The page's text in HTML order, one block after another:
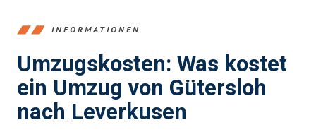
INFORMATIONEN
Umzugskosten: Was kostet
ein Umzug von Gütersloh
nach Leverkusen